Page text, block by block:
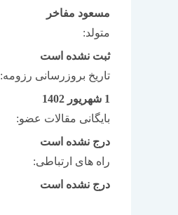
مسعود مفاخر
متولد:
ثبت نشده است
تاریخ بروزرسانی رزومه:
1 شهریور 1402
بایگانی مقالات عضو:
درج نشده است
راه های ارتباطی:
درج نشده است